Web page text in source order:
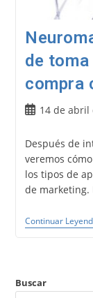
de
compra
Publicación
la
entrada:
14 de abril
Después de
veremos
los tipos de
de marketing.
Continuar
Buscar